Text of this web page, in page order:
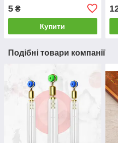
5 ₴
Купити
Подібні товари компанії